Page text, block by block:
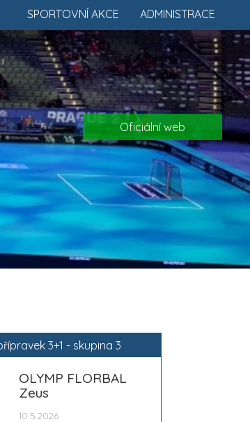
ADMINISTRACE
SPORTOVNÍ AKCE
Oficiální web
3+1 - skupina 3
OLYMP FLORBAL
Zeus
10.5.2026